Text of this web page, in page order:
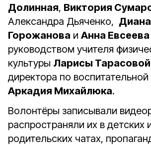
Долинная, Виктория
Александра Дьяченко, Диана
Горожанова и Анна Евсеева
руководством учителя
культуры Ларисы Тарасовой
директора по воспитательной
Аркадия Михайлюка.
Волонтёры записывали
распространяли их в детских
родительских чатах,